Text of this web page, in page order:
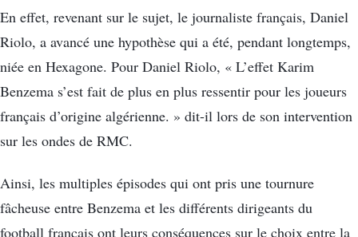
En effet, revenant sur le sujet, le journaliste français, Daniel
Riolo, a avancé une hypothèse qui a été, pendant longtemps,
niée en Hexagone. Pour Daniel Riolo, « L’effet Karim
Benzema s’est fait de plus en plus ressentir pour les joueurs
français d’origine algérienne. » dit-il lors de son intervention
sur les ondes de RMC.
Ainsi, les multiples épisodes qui ont pris une tournure
fâcheuse entre Benzema et les différents dirigeants du
football français ont leurs conséquences sur le choix entre la